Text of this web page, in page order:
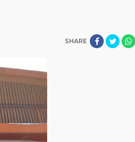
SHARE